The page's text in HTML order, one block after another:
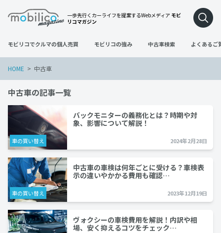
一歩先行くカーライフを提案するWebメディア モビ
リコマガジン
モビリコでクルマの個人売買 モビリコの強み 中古車検索 よくあるご
HOME 中古車
中古車の記事一覧
車の買い替え
バックモニターの義務化とは？時期や対
象、影響について解説！
2024年2月28日
車の買い替え
中古車の車検は何年ごとに受ける？車検表
示の違いやかかる費用も確認…
2023年12月19日
ヴォクシーの車検費用を解説！内訳や相
場、安く抑えるコツをチェック…